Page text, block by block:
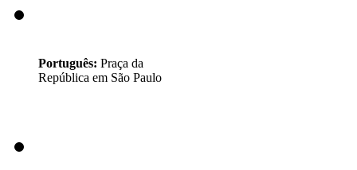
Português: Praça da
República em São Paulo